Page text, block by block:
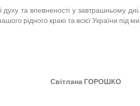
та впевненості у завтрашньому
рідного краю та всієї України
Світлана ГОРОШКО